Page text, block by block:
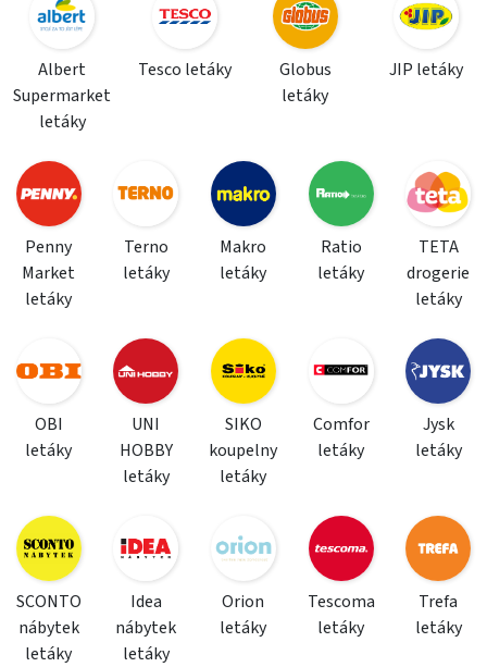
Albert
Supermarket
letáky
Tesco letáky
Globus
letáky
JIP letáky
Penny
Market
letáky
Terno
letáky
Makro
letáky
Ratio
letáky
TETA
drogerie
letáky
OBI
letáky
UNI
HOBBY
letáky
SIKO
koupelny
letáky
Comfor
letáky
Jysk
letáky
SCONTO
nábytek
letáky
Idea
nábytek
letáky
Orion
letáky
Tescoma
letáky
Trefa
letáky